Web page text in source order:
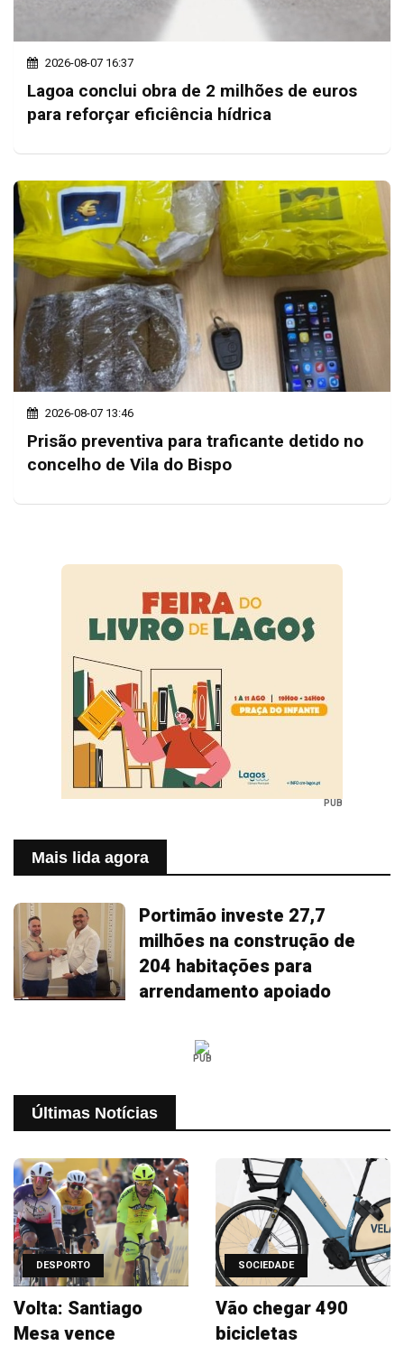
2026-08-07 16:37
Lagoa conclui obra de 2 milhões de euros
para reforçar eficiência hídrica
2026-08-07 13:46
Prisão preventiva para traficante detido no
concelho de Vila do Bispo
PUB
Mais lida agora
Portimão investe 27,7
milhões na construção de
204 habitações para
arrendamento apoiado
PUB
Últimas Notícias
DESPORTO
Volta: Santiago
Mesa vence
SOCIEDADE
Vão chegar 490
bicicletas